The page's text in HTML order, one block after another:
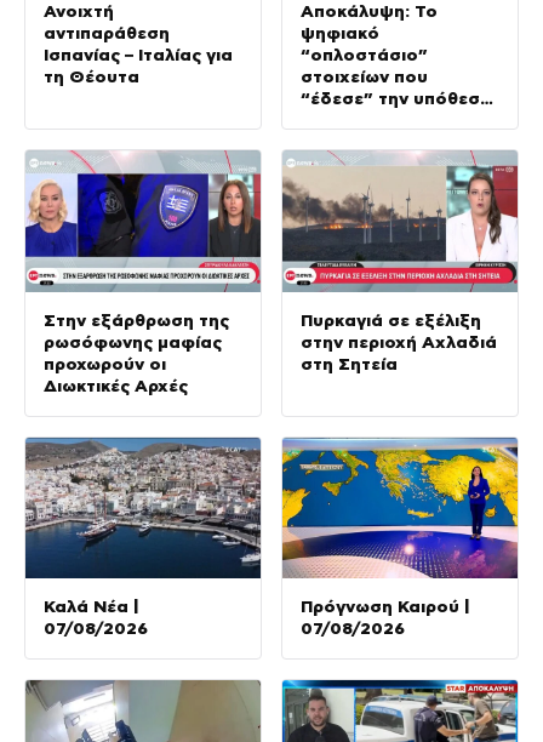
Ανοιχτή
αντιπαράθεση
Ισπανίας – Ιταλίας για
τη Θέουτα
Αποκάλυψη: Το
ψηφιακό
“οπλοστάσιο”
στοιχείων που
“έδεσε” την υπόθεση
Στην εξάρθρωση της
ρωσόφωνης μαφίας
προχωρούν οι
Διωκτικές Αρχές
Πυρκαγιά σε εξέλιξη
στην περιοχή Αχλαδιά
στη Σητεία
Καλά Νέα |
07/08/2026
Πρόγνωση Καιρού |
07/08/2026